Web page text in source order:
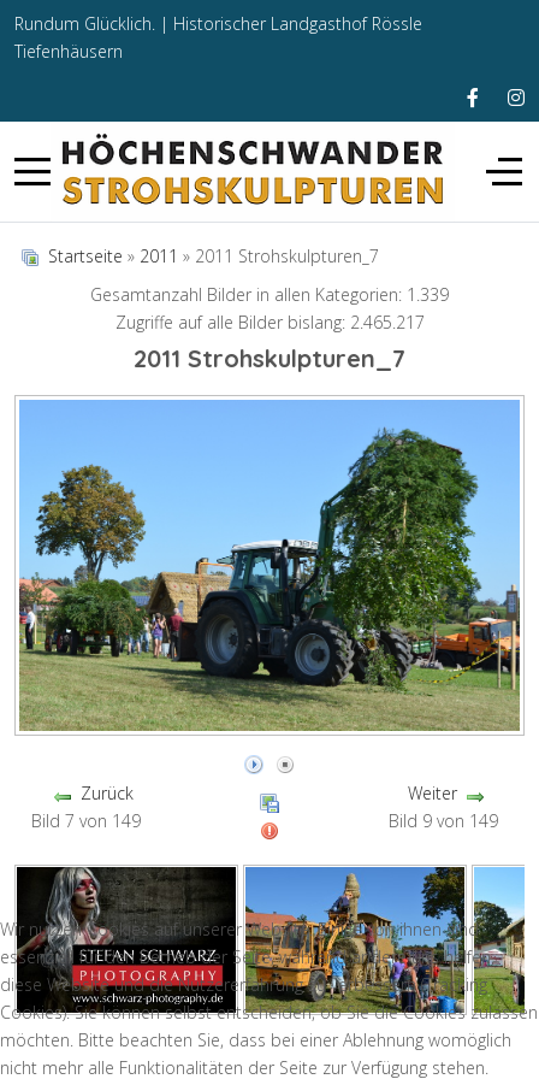
Rundum Glücklich. | Historischer Landgasthof Rössle
Tiefenhäusern
Startseite » 2011 » 2011 Strohskulpturen_7
Gesamtanzahl Bilder in allen Kategorien: 1.339
Zugriffe auf alle Bilder bislang: 2.465.217
2011 Strohskulpturen_7
Zurück
Bild 7 von 149
Weiter
Bild 9 von 149
Wir nutzen Cookies auf unserer Website. Einige von ihnen sind
essenziell für den Betrieb der Seite, während andere uns helfen,
diese Website und die Nutzererfahrung zu verbessern (Tracking
Cookies). Sie können selbst entscheiden, ob Sie die Cookies zulassen
möchten. Bitte beachten Sie, dass bei einer Ablehnung womöglich
nicht mehr alle Funktionalitäten der Seite zur Verfügung stehen.